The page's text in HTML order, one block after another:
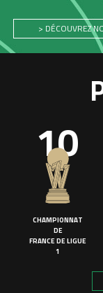
> DÉCOUVREZ
10
CHAMPIONNAT
DE
FRANCE DE LIGUE
1